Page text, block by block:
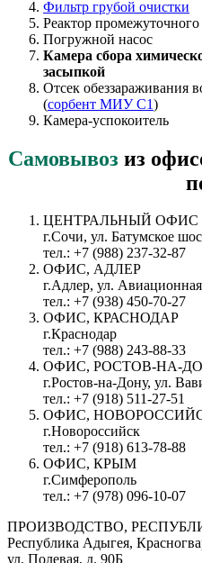
Фильтр грубой очистки
Реактор
Погружной насос
Камера сбора
засыпкой
Отсек обеззараживания
(сорбент МИУ С1)
Камера-успокоитель
Самовывоз из
ЦЕНТРАЛЬНЫЙ ОФИС
г.Сочи, ул. Батумское
тел.: +7 (988) 237-32-87
ОФИС, АДЛЕР
г.Адлер, ул.
тел.: +7 (938) 450-70-27
ОФИС, КРАСНОДАР
г.Краснодар
тел.: +7 (988) 243-88-33
ОФИС, РОСТОВ-НА-
г.Ростов-на-Дону, ул.
тел.: +7 (918) 511-27-51
ОФИС,
г.Новороссийск
тел.: +7 (918) 613-78-88
ОФИС, КРЫМ
г.Симферополь
тел.: +7 (978) 096-10-07
ПРОИЗВОДСТВО,
Республика Адыгея,
ул. Полевая, д. 90Б